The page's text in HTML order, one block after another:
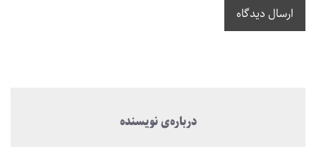
ارسال دیدگاه
درباره‌ی نویسنده